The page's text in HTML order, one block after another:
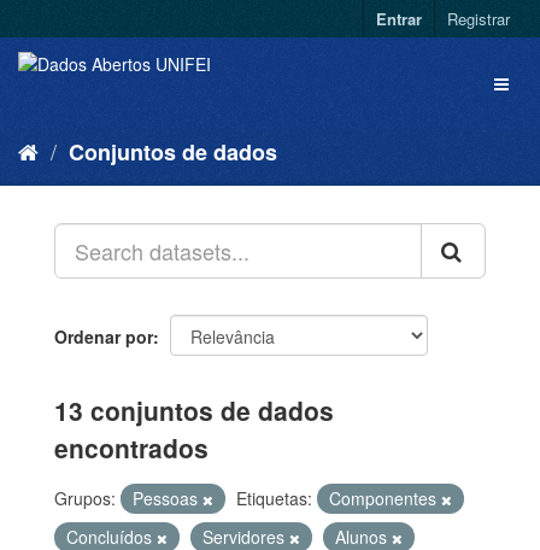
Entrar Registrar
Conjuntos de dados
Ordenar por
13 conjuntos de dados
encontrados
Grupos: Pessoas Etiquetas:
Componentes
Concluídos
Servidores
Alunos